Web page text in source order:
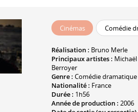
Cinémas Comédie
Réalisation : Bruno Merle
Principaux artistes :
Berroyer
Genre : Comédie dramatique
Nationalité : France
Durée : 1h56
Année de production : 2006